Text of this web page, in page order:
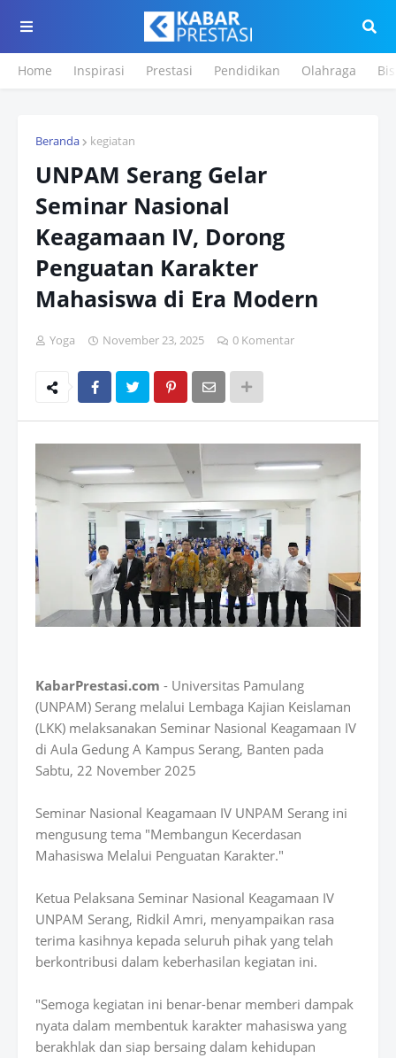
Home Inspirasi Prestasi Pendidikan Olahraga
Beranda kegiatan
UNPAM Serang Gelar
Seminar Nasional
Keagamaan IV, Dorong
Penguatan Karakter
Mahasiswa di Era Modern
Yoga November 23, 2025 0 Komentar
KabarPrestasi.com - Universitas Pamulang
(UNPAM) Serang melalui Lembaga Kajian Keislaman
(LKK) melaksanakan Seminar Nasional Keagamaan IV
di Aula Gedung A Kampus Serang, Banten pada
Sabtu, 22 November 2025
Seminar Nasional Keagamaan IV UNPAM Serang ini
mengusung tema "Membangun Kecerdasan
Mahasiswa Melalui Penguatan Karakter."
Ketua Pelaksana Seminar Nasional Keagamaan IV
UNPAM Serang, Ridkil Amri, menyampaikan rasa
terima kasihnya kepada seluruh pihak yang telah
berkontribusi dalam keberhasilan kegiatan ini.
"Semoga kegiatan ini benar-benar memberi dampak
nyata dalam membentuk karakter mahasiswa yang
berakhlak dan siap bersaing dalam kehidupan